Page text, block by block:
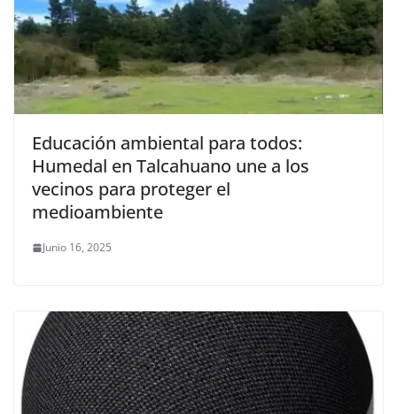
Educación ambiental para todos:
Humedal en Talcahuano une a los
vecinos para proteger el
medioambiente
Junio 16, 2025